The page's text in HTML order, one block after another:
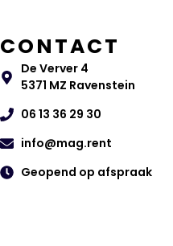
CONTACT
De Verver 4
5371 MZ Ravenstein
06 13 36 29 30
info@mag.rent
Geopend op afspraak